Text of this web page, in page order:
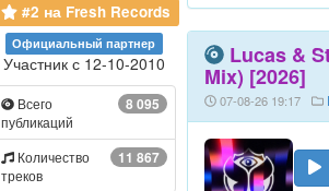
#2 на Fresh Records
Официальный партнер
Участник с 12-10-2010
8 095
Всего
публикаций
11 867
Количество
треков
Lucas &
Mix) [2026]
07-08-26 19:17